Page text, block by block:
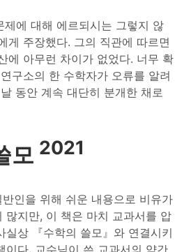
에 대해 에르되시는 그렇지 않
게 주장했다. 그의 직관에 따르면
에 아무런 차이가 없었다. 너무 확
구소의 한 수학자가 오류를 알려
동안 계속 대단히 분개한 채로
모 2021
반인을 위해 쉬운 내용으로 비유가
많지만, 이 책은 마치 교과서를 압
실상 『수학의 쓸모』와 연결시키